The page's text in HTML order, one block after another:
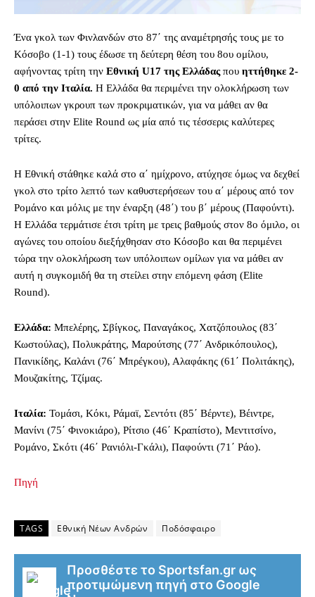
Ένα γκολ των Φινλανδών στο 87΄ της αναμέτρησής τους με το
Κόσοβο (1-1) τους έδωσε τη δεύτερη θέση του 8ου ομίλου,
αφήνοντας τρίτη την Εθνική U17 της Ελλάδαςπου ηττήθηκε 2-
0 από την Ιταλία. Η Ελλάδα θα περιμένει την ολοκλήρωση των
υπόλοιπων γκρουπ των προκριματικών, για να μάθει αν θα
περάσει στην Elite Round ως μία από τις τέσσερις καλύτερες
τρίτες.
Η Εθνική στάθηκε καλά στο α΄ ημίχρονο, ατύχησε όμως να δεχθεί
γκολ στο τρίτο λεπτό των καθυστερήσεων του α΄ μέρους από τον
Ρομάνο και μόλις με την έναρξη (48΄) του β΄ μέρους (Παφούντι).
Η Ελλάδα τερμάτισε έτσι τρίτη με τρεις βαθμούς στον 8ο όμιλο, οι
αγώνες του οποίου διεξήχθησαν στο Κόσοβο και θα περιμένει
τώρα την ολοκλήρωση των υπόλοιπων ομίλων για να μάθει αν
αυτή η συγκομιδή θα τη στείλει στην επόμενη φάση (Elite
Round).
Ελλάδα: Μπελέρης, Σβίγκος, Παναγάκος, Χατζόπουλος (83΄
Κωστούλας), Πολυκράτης, Μαρούτσης (77΄ Ανδρικόπουλος),
Πανικίδης, Καλάνι (76΄ Μπρέγκου), Αλαφάκης (61΄ Πολιτάκης),
Μουζακίτης, Τζίμας.
Ιταλία: Τομάσι, Κόκι, Ράμαϊ, Σεντότι (85΄ Βέρντε), Βέιντρε,
Μανίνι (75΄ Φινοκιάρο), Ρίτσιο (46΄ Κραπίστο), Μεντιτσίνο,
Ρομάνο, Σκότι (46΄ Ρανιόλι-Γκάλι), Παφούντι (71΄ Ράο).
Πηγή
TAGS Εθνική Νέων Ανδρών Ποδόσφαιρο
Προσθέστε το Sportsfan.gr ως
προτιμώμενη πηγή στο Google